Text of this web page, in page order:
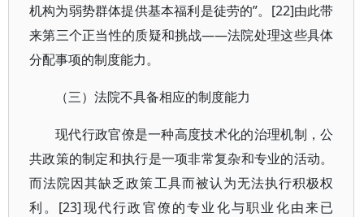
机构为弱势群体提供基本福利是徒劳的”。[22]由此带
来第三个正当性的质疑和挑战——法院处理这些具体
分配事项的制度能力。
（三）法院不具备相应的制度能力
现代行政官僚是一种高度技术化的治理机制，公
共政策的制定和执行是一项非常复杂和专业的活动。
而法院因其缺乏政策工具而被认为无法执行积极权
利。[23]现代行政官僚的专业化与职业化由来已